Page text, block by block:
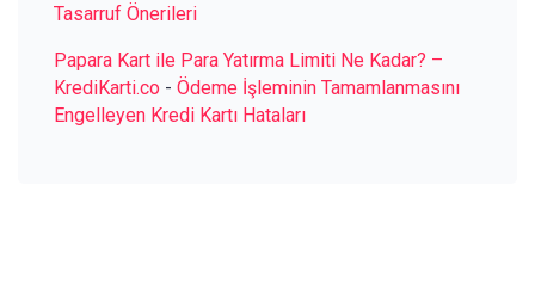
Tasarruf Önerileri
Papara Kart ile Para Yatırma Limiti Ne Kadar? –
KrediKarti.co - Ödeme İşleminin Tamamlanmasını
Engelleyen Kredi Kartı Hataları